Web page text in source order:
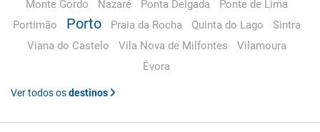
Monte Gordo Nazaré Ponta Delgada
Ponte de Lima
Portimão
Porto Praia da Rocha Quinta do Lago
Sintra
Viana do Castelo
Vila Nova de Milfontes
Vilamoura
Évora
Ver todos osdestinos